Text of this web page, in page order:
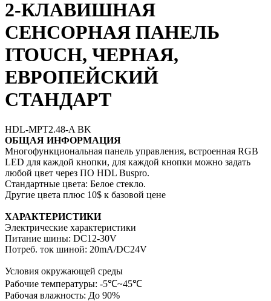
2-КЛАВИШНАЯ
СЕНСОРНАЯ ПАНЕЛЬ
ITOUCH, ЧЕРНАЯ,
ЕВРОПЕЙСКИЙ
СТАНДАРТ
HDL-MPT2.48-A BK
ОБЩАЯ ИНФОРМАЦИЯ
Многофункциональная панель управления, встроенная RGB
LED для каждой кнопки, для каждой кнопки можно задать
любой цвет через ПО HDL Buspro.
Стандартные цвета: Белое стекло.
Другие цвета плюс 10$ к базовой цене
ХАРАКТЕРИСТИКИ
Электрические характеристики
Питание шины: DC12-30V
Потреб. ток шиной: 20mA/DC24V
Условия окружающей среды
Рабочие температуры: -5℃~45℃
Рабочая влажность: До 90%